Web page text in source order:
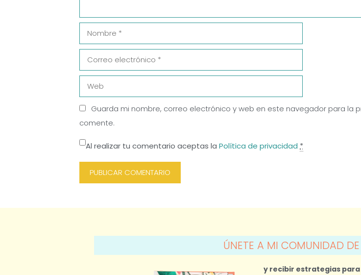
Nombre
Correo
electrónico
Web
Guarda mi nombre, correo electrónico y web en este navegador para la
comente.
Al realizar tu comentario aceptas la Política de privacidad *
ÚNETE A MI COMUNIDAD DE
y recibir estrategias